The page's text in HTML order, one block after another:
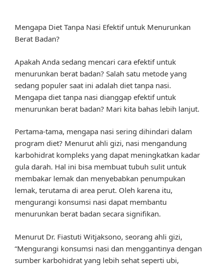
Mengapa Diet Tanpa Nasi Efektif untuk Menurunkan
Berat Badan?
Apakah Anda sedang mencari cara efektif untuk
menurunkan berat badan? Salah satu metode yang
sedang populer saat ini adalah diet tanpa nasi.
Mengapa diet tanpa nasi dianggap efektif untuk
menurunkan berat badan? Mari kita bahas lebih lanjut.
Pertama-tama, mengapa nasi sering dihindari dalam
program diet? Menurut ahli gizi, nasi mengandung
karbohidrat kompleks yang dapat meningkatkan kadar
gula darah. Hal ini bisa membuat tubuh sulit untuk
membakar lemak dan menyebabkan penumpukan
lemak, terutama di area perut. Oleh karena itu,
mengurangi konsumsi nasi dapat membantu
menurunkan berat badan secara signifikan.
Menurut Dr. Fiastuti Witjaksono, seorang ahli gizi,
“Mengurangi konsumsi nasi dan menggantinya dengan
sumber karbohidrat yang lebih sehat seperti ubi,